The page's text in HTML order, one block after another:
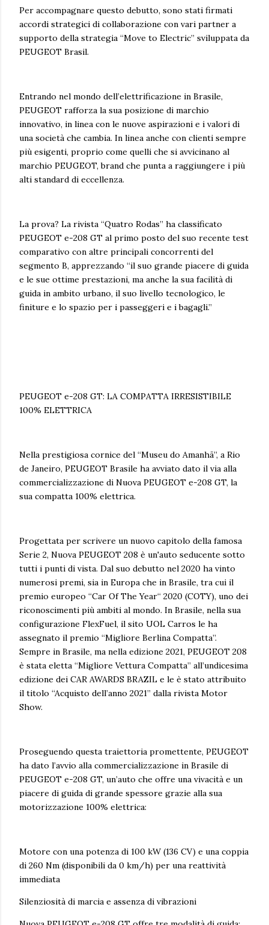
Per accompagnare questo debutto, sono stati firmati
accordi strategici di collaborazione con vari partner a
supporto della strategia “Move to Electric” sviluppata da
PEUGEOT Brasil.
Entrando nel mondo dell’elettrificazione in Brasile,
PEUGEOT rafforza la sua posizione di marchio
innovativo, in linea con le nuove aspirazioni e i valori di
una società che cambia. In linea anche con clienti sempre
più esigenti, proprio come quelli che si avvicinano al
marchio PEUGEOT, brand che punta a raggiungere i più
alti standard di eccellenza.
La prova? La rivista “Quatro Rodas” ha classificato
PEUGEOT e-208 GT al primo posto del suo recente test
comparativo con altre principali concorrenti del
segmento B, apprezzando “il suo grande piacere di guida
e le sue ottime prestazioni, ma anche la sua facilità di
guida in ambito urbano, il suo livello tecnologico, le
finiture e lo spazio per i passeggeri e i bagagli.”
PEUGEOT e-208 GT: LA COMPATTA IRRESISTIBILE
100% ELETTRICA
Nella prestigiosa cornice del “Museu do Amanhã”, a Rio
de Janeiro, PEUGEOT Brasile ha avviato dato il via alla
commercializzazione di Nuova PEUGEOT e-208 GT, la
sua compatta 100% elettrica.
Progettata per scrivere un nuovo capitolo della famosa
Serie 2, Nuova PEUGEOT 208 è un'auto seducente sotto
tutti i punti di vista. Dal suo debutto nel 2020 ha vinto
numerosi premi, sia in Europa che in Brasile, tra cui il
premio europeo “Car Of The Year“ 2020 (COTY), uno dei
riconoscimenti più ambiti al mondo. In Brasile, nella sua
configurazione FlexFuel, il sito UOL Carros le ha
assegnato il premio “Migliore Berlina Compatta”.
Sempre in Brasile, ma nella edizione 2021, PEUGEOT 208
è stata eletta “Migliore Vettura Compatta” all’undicesima
edizione dei CAR AWARDS BRAZIL e le è stato attribuito
il titolo “Acquisto dell’anno 2021” dalla rivista Motor
Show.
Proseguendo questa traiettoria promettente, PEUGEOT
ha dato l’avvio alla commercializzazione in Brasile di
PEUGEOT e-208 GT, un’auto che offre una vivacità e un
piacere di guida di grande spessore grazie alla sua
motorizzazione 100% elettrica:
Motore con una potenza di 100 kW (136 CV) e una coppia
di 260 Nm (disponibili da 0 km/h) per una reattività
immediata
Silenziosità di marcia e assenza di vibrazioni